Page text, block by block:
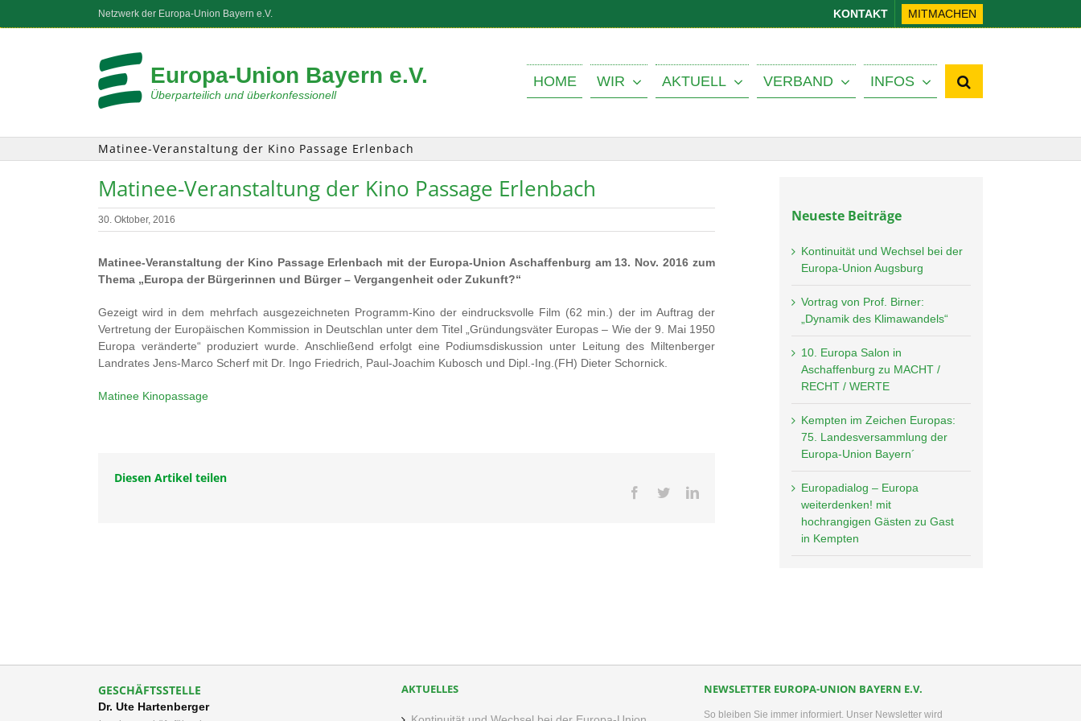
Netzwerk der Europa-Union Bayern e.V. KONTAKT MITMACHEN
Europa-Union Bayern e.V.
Überparteilich und überkonfessionell
HOME WIR AKTUELL VERBAND INFOS
Matinee-Veranstaltung der Kino Passage Erlenbach
Matinee-Veranstaltung der Kino Passage Erlenbach
30. Oktober, 2016
Matinee-Veranstaltung der Kino Passage Erlenbach mit der Europa-Union Aschaffenburg am 13. Nov. 2016 zum
Thema „Europa der Bürgerinnen und Bürger – Vergangenheit oder Zukunft?“
Gezeigt wird in dem mehrfach ausgezeichneten Programm-Kino der eindrucksvolle Film (62 min.) der im Auftrag der
Vertretung der Europäischen Kommission in Deutschlan unter dem Titel „Gründungsväter Europas – Wie der 9. Mai 1950
Europa veränderte“ produziert wurde. Anschließend erfolgt eine Podiumsdiskussion unter Leitung des Miltenberger
Landrates Jens-Marco Scherf mit Dr. Ingo Friedrich, Paul-Joachim Kubosch und Dipl.-Ing.(FH) Dieter Schornick.
Matinee Kinopassage
Diesen Artikel teilen
Facebook
TwitterLinkedIn
Neueste Beiträge
Kontinuität und Wechsel bei der
Europa-Union Augsburg
Vortrag von Prof. Birner:
„Dynamik des Klimawandels“
10. Europa Salon in
Aschaffenburg zu MACHT /
RECHT / WERTE
Kempten im Zeichen Europas:
75. Landesversammlung der
Europa-Union Bayern´
Europadialog – Europa
weiterdenken! mit
hochrangigen Gästen zu Gast
in Kempten
GESCHÄFTSSTELLE
Dr. Ute Hartenberger
AKTUELLES NEWSLETTER EUROPA-UNION BAYERN E.V.
So bleiben Sie immer informiert. Unser Newsletter wird